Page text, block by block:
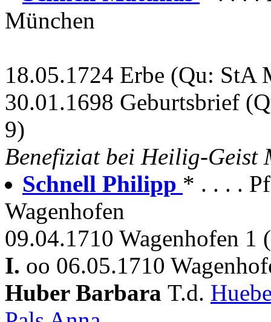
München
18.05.1724 Erbe (Qu: StA
30.01.1698 Geburtsbrief
9)
Benefiziat bei Heilig-Geist
Schnell Philipp * . . . .
Wagenhofen
09.04.1710 Wagenhofen 1
I. oo 06.05.1710
Huber Barbara T.d.